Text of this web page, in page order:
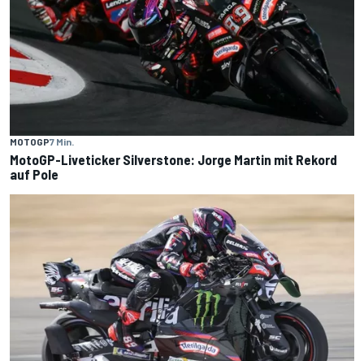
MOTOGP7 Min.
MotoGP-Liveticker Silverstone: Jorge Martin mit Rekord
auf Pole